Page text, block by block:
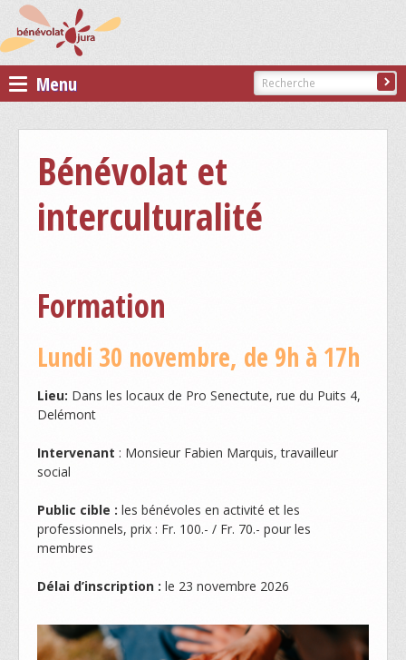
Menu
Bénévolat Jura
PRÉSENTATION DE BÉNÉVOLAT JURA
COMITÉ DE BÉNÉVOLAT JURA
PARTENAIRES
DEVENIR MEMBRE
Formations
Contact
Bénévolat et
interculturalité
Formation
Lundi 30 novembre, de 9h à 17h
Lieu: Dans les locaux de Pro Senectute, rue du Puits 4,
Delémont
Intervenant : Monsieur Fabien Marquis, travailleur
social
Public cible : les bénévoles en activité et les
professionnels, prix : Fr. 100.- / Fr. 70.- pour les
membres
Délai d’inscription : le 23 novembre 2026